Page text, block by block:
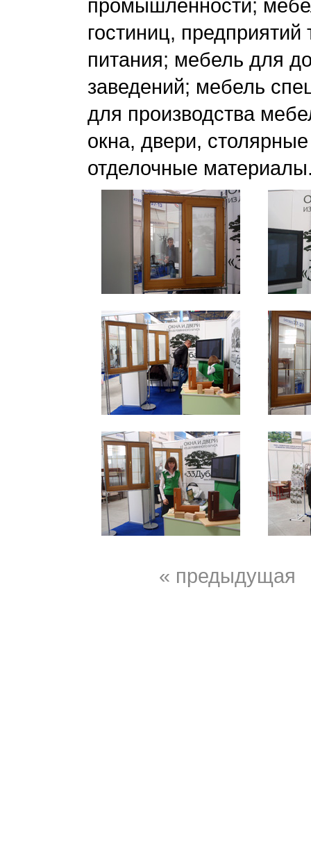
промышленности;
гостиниц,
питания; мебель для
заведений; мебель
для производства
окна, двери,
отделочные
« предыдущая